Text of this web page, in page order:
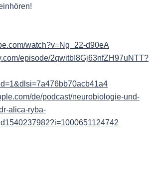
watch?v=Ng_22-d90eA
episode/2qwitbI8Gj63nfZH97uNTT?
de/podcast/neurobiologie-und-
alica-ryba-